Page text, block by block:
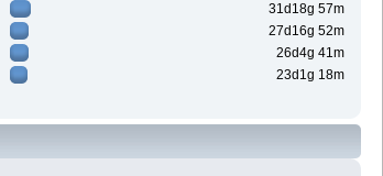
31d18g 57m
27d16g 52m
26d4g 41m
23d1g 18m